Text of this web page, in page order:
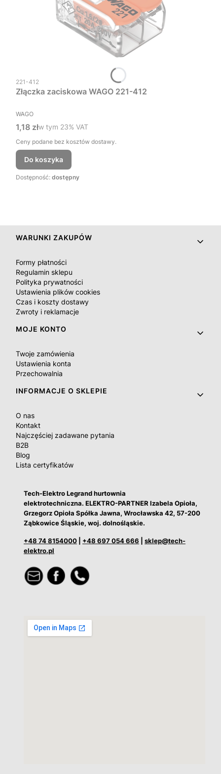
Kod produktu
221-412
Złączka zaciskowa WAGO 221-412
PRODUCENT
WAGO
Cena brutto
1,18 złw tym %s VAT
w tym 23% VAT
Ceny podane bez kosztów dostawy.
Do koszyka
Dostępność: dostępny
Linki w stopce
WARUNKI ZAKUPÓW
Formy płatności
Regulamin sklepu
Polityka prywatności
Ustawienia plików cookies
Czas i koszty dostawy
Zwroty i reklamacje
MOJE KONTO
Twoje zamówienia
Ustawienia konta
Przechowalnia
INFORMACJE O SKLEPIE
O nas
Kontakt
Najczęściej zadawane pytania
B2B
Blog
Lista certyfikatów
Tech-Elektro Legrand hurtownia
elektrotechniczna. ELEKTRO-PARTNER Izabela Opioła,
Grzegorz Opioła Spółka Jawna, Wrocławska 42, 57-200
Ząbkowice Śląskie, woj. dolnośląskie.
+48 74 8154000 +48 697 054 666
sklep@tech-
elektro.pl